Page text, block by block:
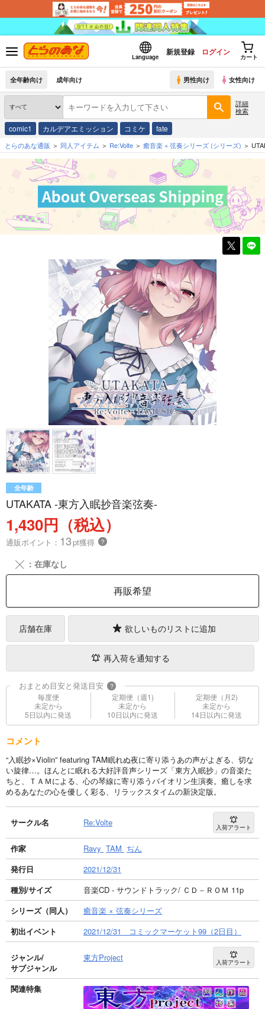
Language
新規登録 ログイン
カート
全年齢向け 成年向け 男性向け 女性向け
詳細
検索
comic1 カルデアエミッション コミケ fate
とらのあな通販 同人アイテム Re:Volte 癒音楽 × 弦奏シリーズ (シリーズ)
全年齢
UTAKATA -東方入眠抄音楽弦奏-
1,430円（税込）
通販ポイント： 13pt獲得 ？
╳ ：在庫なし
再販希望
店舗在庫 欲しいものリストに追加
再入荷を通知する
おまとめ目安と発送目安 ?
毎度便
未定から
5日以内に発送
定期便（週1)
未定から
10日以内に発送
定期便（月2)
未定から
14日以内に発送
コメント
“入眠抄×Violin” featuring TAM眠れぬ夜に寄り添うあの声がよぎる、切な
い旋律…。ほんとに眠れる大好評音声シリーズ「東方入眠抄」の音楽た
ちと、ＴＡＭによる、心の琴線に寄り添うバイオリン生演奏。癒しを求
めるあなたの心を優しく彩る、リラックスタイムの新決定版。
サークル名 Re:Volte 入荷アラート
作家 Ravy TAM ぢん
発行日
2021/12/31
種別/サイズ
音楽CD - サウンドトラック/ ＣＤ－ＲＯＭ 11p
シリーズ（同人）
癒音楽 × 弦奏シリーズ
初出イベント
2021/12/31 コミックマーケット99（2日目）
ジャンル/
サブジャンル
東方Project 入荷アラート
関連特集